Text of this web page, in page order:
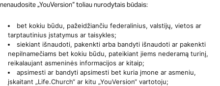
nenaudosite „YouVersion“ toliau nurodytais būdais:
bet kokiu būdu, pažeidžiančiu federalinius, valstijų, vietos ar
tarptautinius įstatymus ar taisykles;
siekiant išnaudoti, pakenkti arba bandyti išnaudoti ar pakenkti
nepilnamečiams bet kokiu būdu, pateikiant jiems nederamą turinį,
reikalaujant asmeninės informacijos ar kitaip;
apsimesti ar bandyti apsimesti bet kuria įmone ar asmeniu,
įskaitant „Life.Church“ ar kitu „YouVersion“ vartotoju;